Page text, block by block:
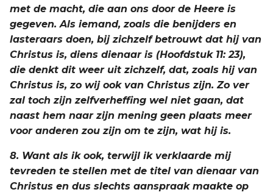
met de macht, die aan ons door de Heere is
gegeven. Als iemand, zoals die benijders en
lasteraars doen, bij zichzelf betrouwt dat hij van
Christus is, diens dienaar is (Hoofdstuk 11: 23),
die denkt dit weer uit zichzelf, dat, zoals hij van
Christus is, zo wij ook van Christus zijn. Zo ver
zal toch zijn zelfverheffing wel niet gaan, dat
naast hem naar zijn mening geen plaats meer
voor anderen zou zijn om te zijn, wat hij is.
8. Want als ik ook, terwijl ik verklaarde mij
tevreden te stellen met de titel van dienaar van
Christus en dus slechts aanspraak maakte op